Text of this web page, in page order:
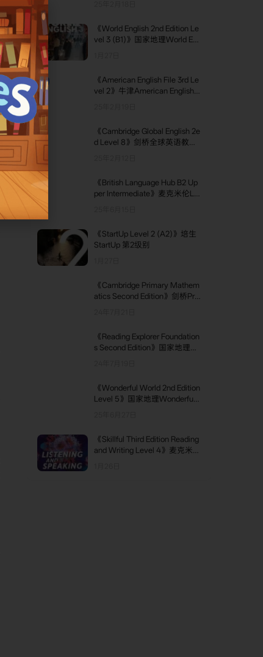
《World English 2nd Edition Le
vel 3 (B1)》国家地理World En
TOP3
《American English File 3rd Le
vel 2》牛津American English F
《Cambridge Global English 2e
d Level 8》剑桥全球英语教材
《British Language Hub B2 Up
per Intermediate》麦克米伦La
《StartUp Level 2 (A2)》培生
StartUp 第2级别
《Cambridge Primary Mathem
atics Second Edition》剑桥Pri
《Reading Explorer Foundation
s Second Edition》国家地理Re
《Wonderful World 2nd Edition
Level 5》国家地理Wonderful
《Skillful Third Edition Reading
and Writing Level 4》麦克米伦